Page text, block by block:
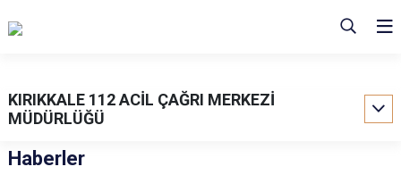
KIRIKKALE 112 ACİL ÇAĞRI MERKEZİ
MÜDÜRLÜĞÜ
Haberler